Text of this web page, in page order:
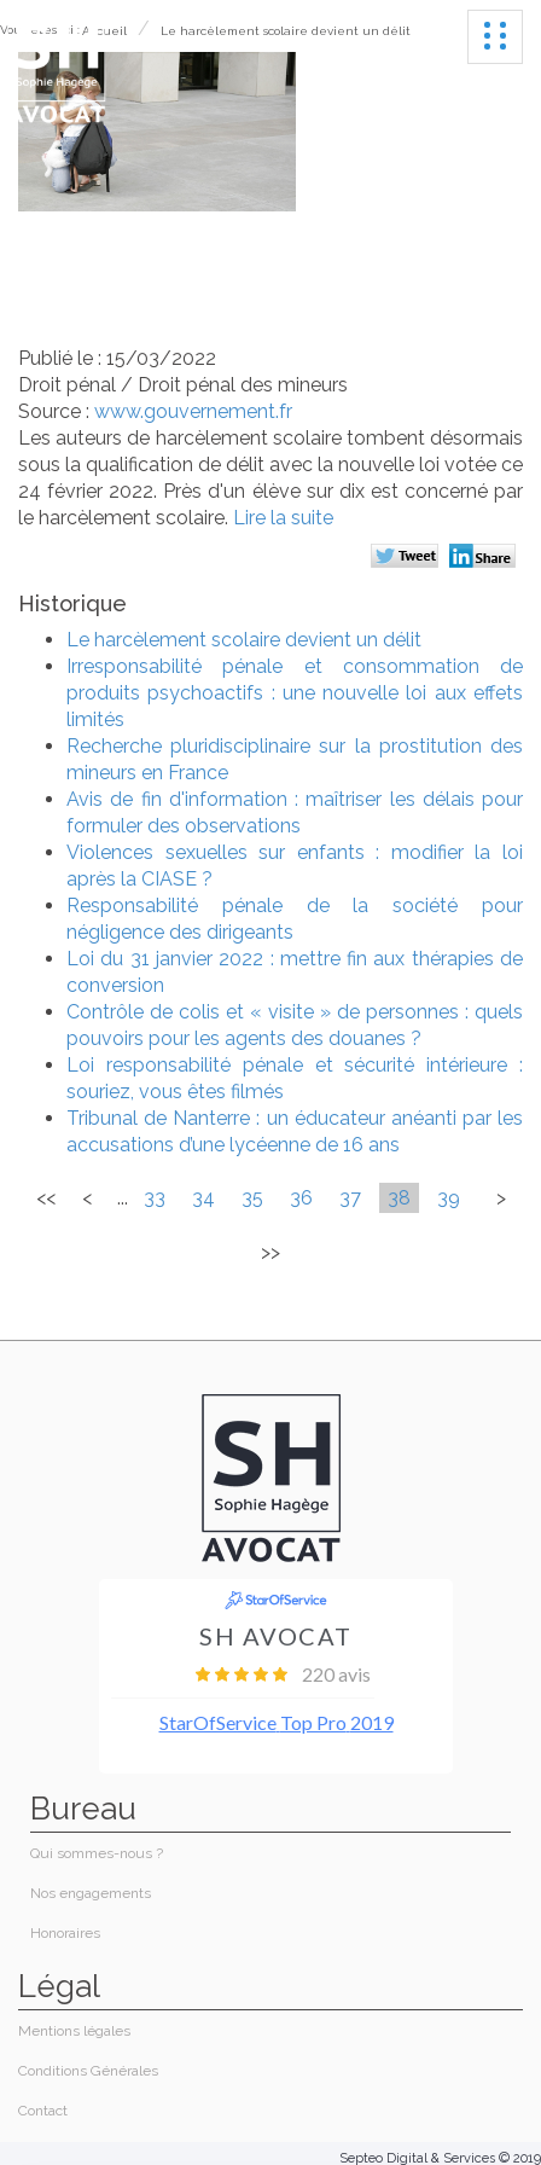
Vous êtes ici :Accueil Le harcèlement scolaire devient un délit
Publié le : 15/03/2022
Droit pénal / Droit pénal des mineurs
Source : www.gouvernement.fr
Les auteurs de harcèlement scolaire tombent désormais
sous la qualification de délit avec la nouvelle loi votée ce
24 février 2022. Près d'un élève sur dix est concerné par
le harcèlement scolaire. Lire la suite
Historique
Le harcèlement scolaire devient un délit
Irresponsabilité pénale et consommation de
produits psychoactifs : une nouvelle loi aux effets
limités
Recherche pluridisciplinaire sur la prostitution des
mineurs en France
Avis de fin d'information : maîtriser les délais pour
formuler des observations
Violences sexuelles sur enfants : modifier la loi
après la CIASE ?
Responsabilité pénale de la société pour
négligence des dirigeants
Loi du 31 janvier 2022 : mettre fin aux thérapies de
conversion
Contrôle de colis et « visite » de personnes : quels
pouvoirs pour les agents des douanes ?
Loi responsabilité pénale et sécurité intérieure :
souriez, vous êtes filmés
Tribunal de Nanterre : un éducateur anéanti par les
accusations d’une lycéenne de 16 ans
<< < ... 33 34 35 36 37 38 39 >
>>
Bureau
Qui sommes-nous ?
Nos engagements
Honoraires​
Légal
Contact
Mentions légales
Conditions Générales
Septeo Digital & Services © 2019